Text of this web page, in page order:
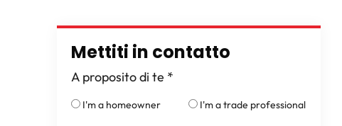
Mettiti in contatto
A proposito di te *
I'm a homeowner I'm a trade professional